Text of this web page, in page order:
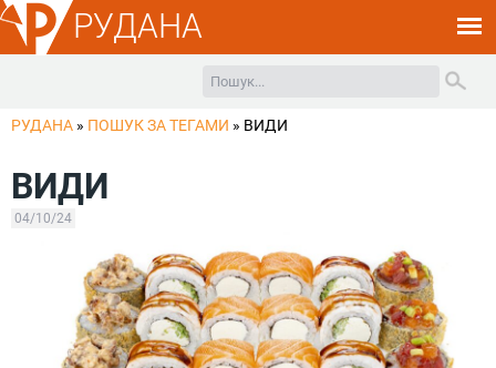
РУДАНА
РУДАНА » ПОШУК ЗА ТЕГАМИ » ВИДИ
ВИДИ
04/10/24